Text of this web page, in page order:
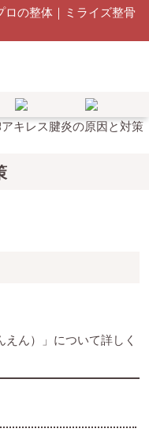
の整体｜ミライズ整骨
キレス腱炎の原因と対策
ん）」について詳しく